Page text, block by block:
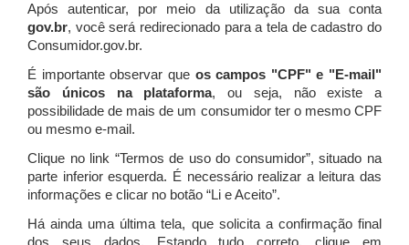
Após autenticar, por meio da utilização da sua conta
gov.br, você será redirecionado para a tela de cadastro do
Consumidor.gov.br.
É importante observar que os campos "CPF" e "E-mail"
são únicos na plataforma, ou seja, não existe a
possibilidade de mais de um consumidor ter o mesmo CPF
ou mesmo e-mail.
Clique no link “Termos de uso do consumidor”, situado na
parte inferior esquerda. É necessário realizar a leitura das
informações e clicar no botão “Li e Aceito”.
Há ainda uma última tela, que solicita a confirmação final